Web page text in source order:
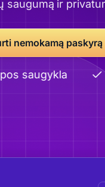
saugumą ir
nemokamą paskyrą
saugykla